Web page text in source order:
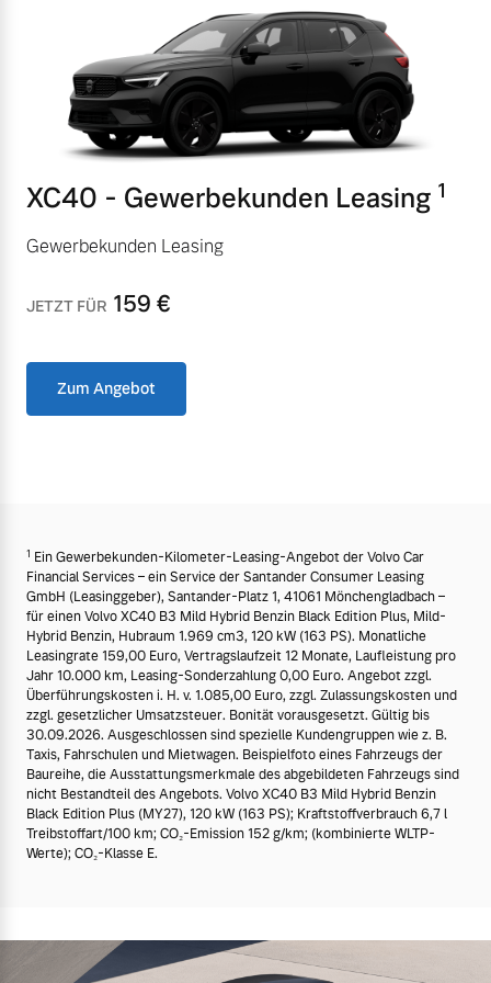
XC40 - Gewerbekunden Leasing 1
Gewerbekunden Leasing
JETZT FÜR 159 €
Zum Angebot
1 Ein Gewerbekunden-Kilometer-Leasing-Angebot der Volvo Car
Financial Services – ein Service der Santander Consumer Leasing
GmbH (Leasinggeber), Santander-Platz 1, 41061 Mönchengladbach –
für einen Volvo XC40 B3 Mild Hybrid Benzin Black Edition Plus, Mild-
Hybrid Benzin, Hubraum 1.969 cm3, 120 kW (163 PS). Monatliche
Leasingrate 159,00 Euro, Vertragslaufzeit 12 Monate, Laufleistung pro
Jahr 10.000 km, Leasing-Sonderzahlung 0,00 Euro. Angebot zzgl.
Überführungskosten i. H. v. 1.085,00 Euro, zzgl. Zulassungskosten und
zzgl. gesetzlicher Umsatzsteuer. Bonität vorausgesetzt. Gültig bis
30.09.2026. Ausgeschlossen sind spezielle Kundengruppen wie z. B.
Taxis, Fahrschulen und Mietwagen. Beispielfoto eines Fahrzeugs der
Baureihe, die Ausstattungsmerkmale des abgebildeten Fahrzeugs sind
nicht Bestandteil des Angebots. Volvo XC40 B3 Mild Hybrid Benzin
Black Edition Plus (MY27), 120 kW (163 PS); Kraftstoffverbrauch 6,7 l
Treibstoffart/100 km; CO₂-Emission 152 g/km; (kombinierte WLTP-
Werte); CO₂-Klasse E.